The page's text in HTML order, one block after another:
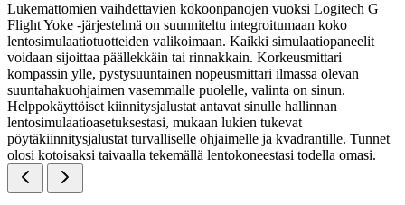
Lukemattomien vaihdettavien kokoonpanojen vuoksi Logitech G
Flight Yoke -järjestelmä on suunniteltu integroitumaan koko
lentosimulaatiotuotteiden valikoimaan. Kaikki simulaatiopaneelit
voidaan sijoittaa päällekkäin tai rinnakkain. Korkeusmittari
kompassin ylle, pystysuuntainen nopeusmittari ilmassa olevan
suuntahakuohjaimen vasemmalle puolelle, valinta on sinun.
Helppokäyttöiset kiinnitysjalustat antavat sinulle hallinnan
lentosimulaatioasetuksestasi, mukaan lukien tukevat
pöytäkiinnitysjalustat turvalliselle ohjaimelle ja kvadrantille. Tunnet
olosi kotoisaksi taivaalla tekemällä lentokoneestasi todella omasi.